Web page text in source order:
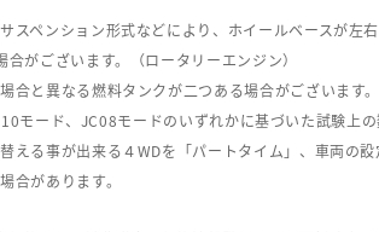
ペンション形式などにより、ホイールベースが左
がございます。（ロータリーエンジン）
と異なる燃料タンクが二つある場合がございます。
モード、JC08モードのいずれかに基づいた試験上
える事が出来る４WDを「パートタイム」、車両の
合があります。